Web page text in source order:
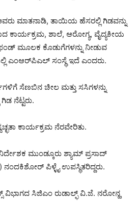
ಮಾತನಾಡಿ, ತಾಯಿಯ ಹೆಸರಲ್ಲಿ ಗಿಡವನ್ನು
ಕಾರ್ಯಕ್ರಮ, ಶಾಲೆ, ಆರೋಗ್ಯ, ವೈದ್ಯಕೀಯ
ಮೂಲಕ ಕೊಡುಗೆಗಳನ್ನು ನೀಡುವ
ಎಂಆರ್‌ಪಿಎಲ್ ಸಂಸ್ಥೆ ಇದೆ ಎಂದರು.
ಸೆಣಬಿನ ಚೀಲ ಮತ್ತು ಸಸಿಗಳನ್ನು
ನೆಟ್ಟರು.
ಕಾರ್ಯಕ್ರಮ ನೆರವೇರಿತು.
ಮುಂಡ್ಕೂರು ಶ್ಯಾಮ್ ಪ್ರಸಾದ್
ಪಿಳ್ಳೈ ಉಪಸ್ಥಿತರಿದ್ದರು.
ವಿಭಾಗದ ಸಿಜಿಎಂ ರುಡಾಲ್ಫ್ ವಿ.ಜೆ. ನರೋನ್ಹ